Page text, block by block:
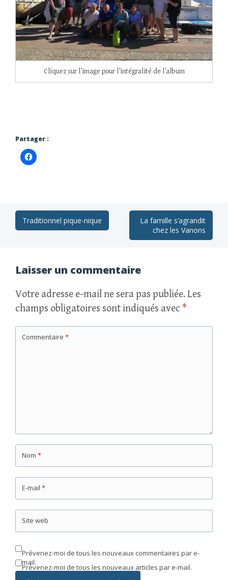
Cliquez sur l’image pour l’intégralité de l’album
Partager :
Navigation
articles
Traditionnel pique-nique
La famille s’agrandit
chez les Vanons
Laisser un commentaire
Votre adresse e-mail ne sera pas publiée. Les
champs obligatoires sont indiqués avec *
Commentaire *
Nom *
E-mail *
Site web
Prévenez-moi de tous les nouveaux commentaires par e-
mail.
Prévenez-moi de tous les nouveaux articles par e-mail.